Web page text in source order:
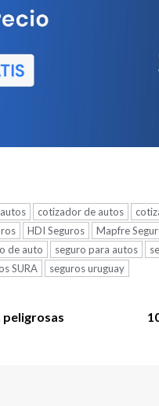
cotizador de autos
HDI Seguros Mapfre
de auto seguro para autos
SURA seguros uruguay
peligrosas